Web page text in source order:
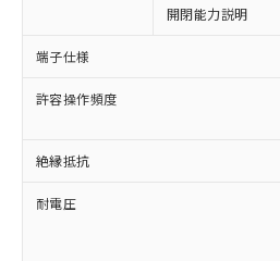
開閉能力説明
端子仕様
許容操作頻度
絶縁抵抗
耐電圧
ご利用ください。
本サービスは、当
商品の当社在庫状
(税抜)を提供させて
当社制御機器事業
本サービスの対象
ことをご了承くださ
在庫状況および標準
対応予定なし：EU RoHS
非含有に非対応の商品で
定はありません。
調査・確認中：EU RoHS
非含有の対応状況を調査
害物質有無と関係のない
仕入先様の事情により、
いたものが、含有品と判
むを得ず変更することが
※1 中国RoHS○×表
「○」：最大均質材料含
基準値以下であることを
「×」：最大均質材料含有
基準値を超えていること
「－」：未確認です。当
当社は、これら貴
為替および外国貿易